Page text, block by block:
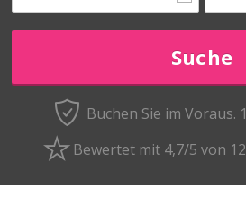
Buchen Sie im Voraus.
Bewertet mit 4,7/5 von